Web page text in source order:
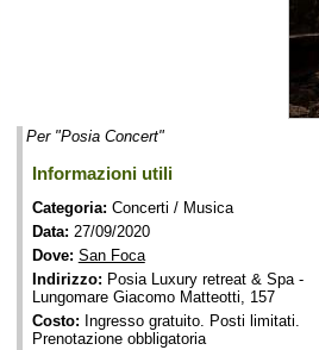
Per "Posia Concert"
Informazioni utili
Categoria: Concerti / Musica
Data: 27/09/2020
Dove: San Foca
Indirizzo: Posia Luxury retreat & Spa -
Lungomare Giacomo Matteotti, 157
Costo: Ingresso gratuito. Posti limitati.
Prenotazione obbligatoria